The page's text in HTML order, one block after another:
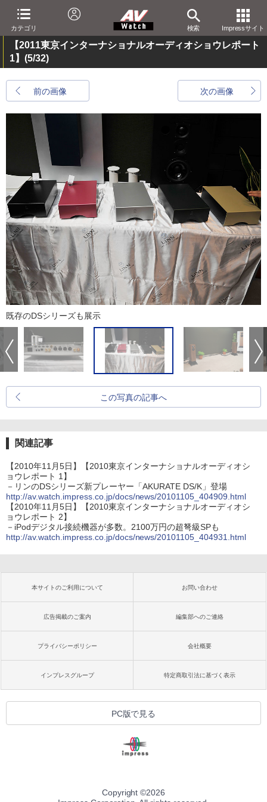
カテゴリ 検索 Impressサイト
【2011東京インターナショナルオーディオショウレポート
1】 (5/32)
前の画像 次の画像
既存のDSシリーズも展示
この写真の記事へ
関連記事
【2010年11月5日】【2010東京インターナショナルオーディオシ
ョウレポート 1】
－リンのDSシリーズ新プレーヤー「AKURATE DS/K」登場
http://av.watch.impress.co.jp/docs/news/20101105_404909.html
【2010年11月5日】【2010東京インターナショナルオーディオシ
ョウレポート 2】
－iPodデジタル接続機器が多数。2100万円の超弩級SPも
http://av.watch.impress.co.jp/docs/news/20101105_404931.html
本サイトのご利用について お問い合わせ
広告掲載のご案内 編集部へのご連絡
プライバシーポリシー 会社概要
インプレスグループ 特定商取引法に基づく表示
PC版で見る
Copyright ©2026